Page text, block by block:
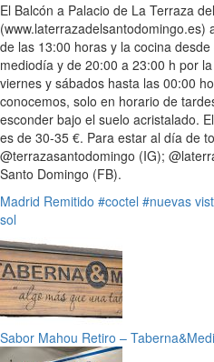
El Balcón a Palacio de La Terraza
de las 13:00 horas y la cocina
mediodía y de 20:00 a 23:00 h por
viernes y sábados hasta las 00:00
conocemos, solo en horario de
esconder bajo el suelo acristalado.
es de 30-35 €. Para estar al día de
@terrazasantodomingo (IG);
Santo Domingo (FB).
Madrid Remitido #coctel #nuevas
sol
Sabor Mahou Retiro –